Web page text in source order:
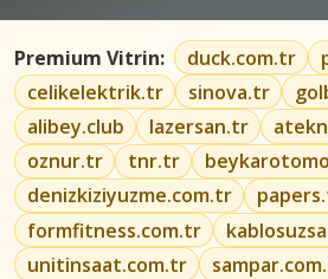
Premium Vitrin: duck.com.tr
celikelektrik.tr
sinova.tr
alibey.club
lazersan.tr
oznur.tr
tnr.tr
denizkiziyuzme.com.tr
formfitness.com.tr
unitinsaat.com.tr